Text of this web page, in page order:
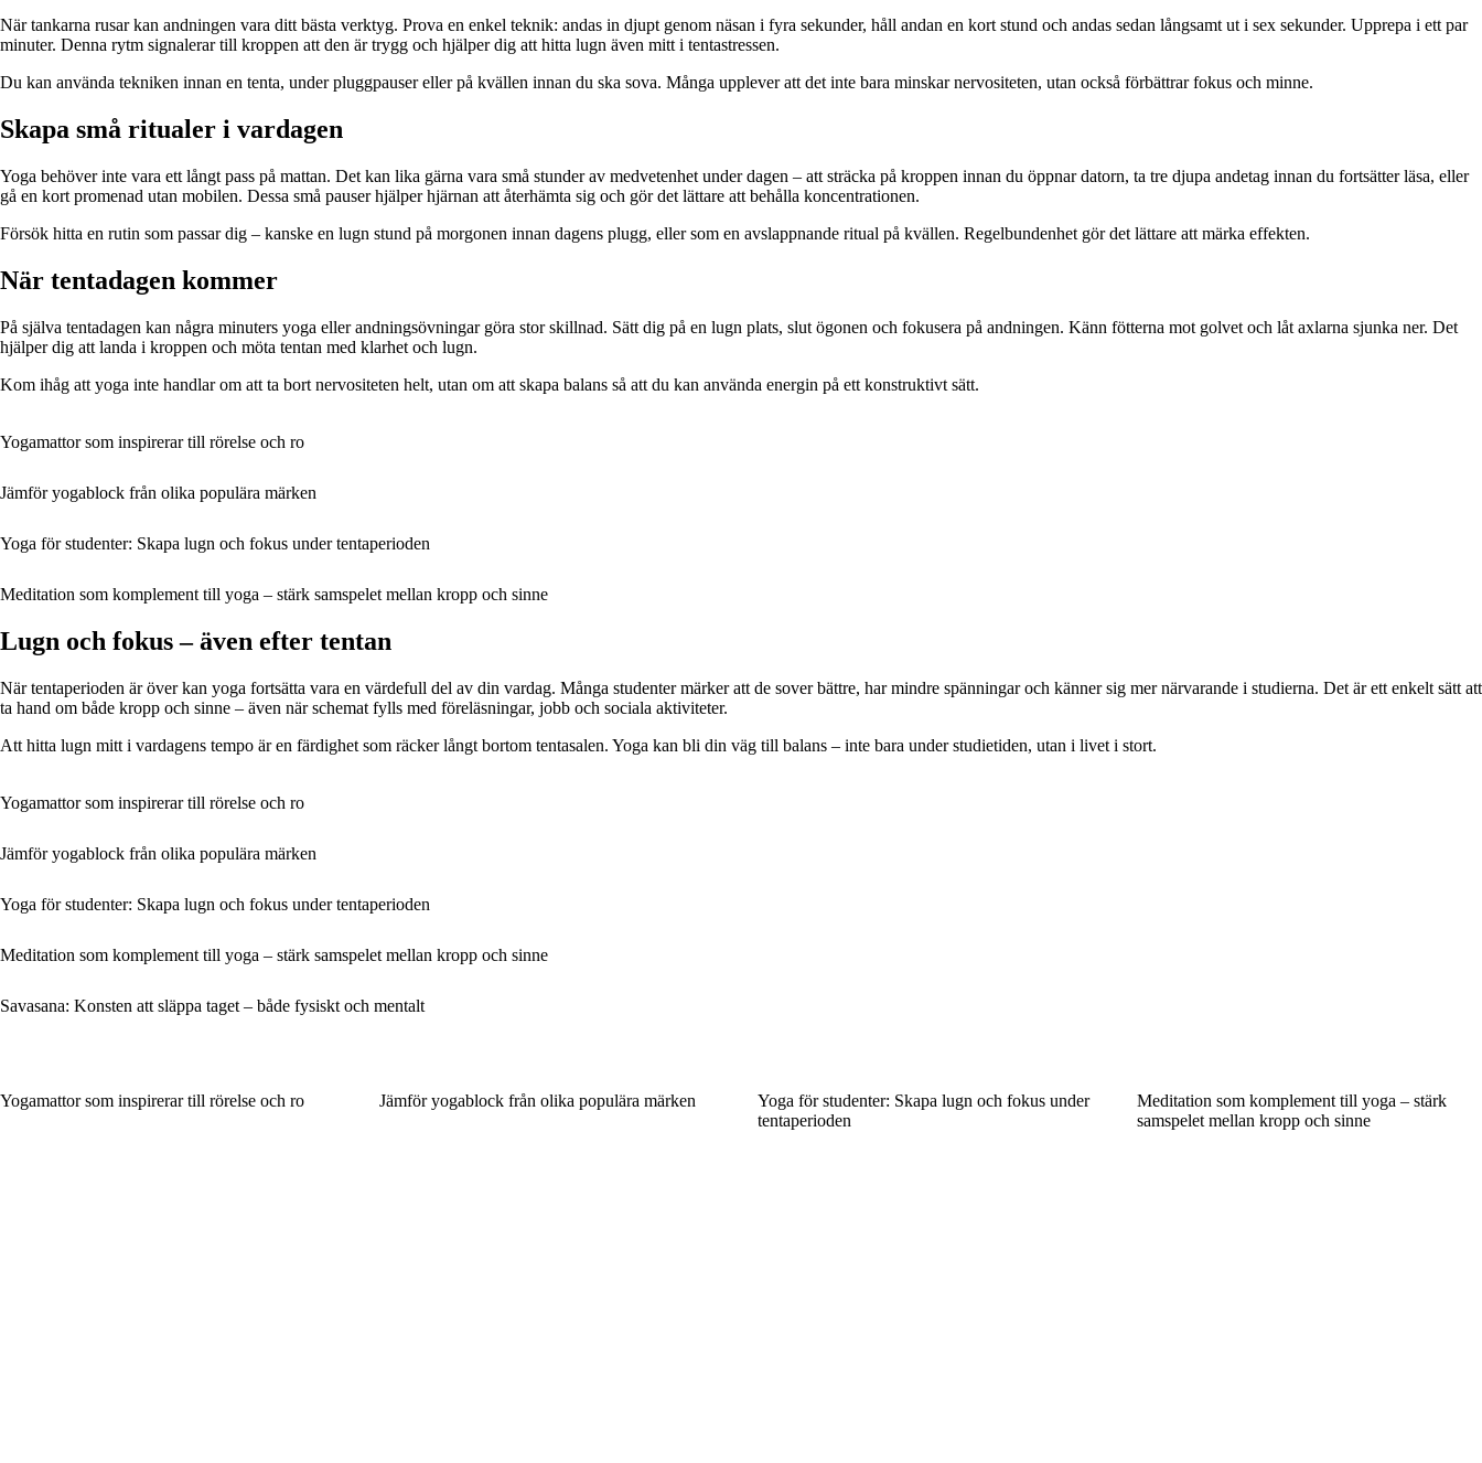
När tankarna rusar kan andningen vara ditt bästa verktyg. Prova en enkel teknik: andas in djupt genom näsan i fyra sekunder, håll andan en kort stund och andas sedan långsamt ut i sex sekunder. Upprepa i ett par
minuter. Denna rytm signalerar till kroppen att den är trygg och hjälper dig att hitta lugn även mitt i tentastressen.
Du kan använda tekniken innan en tenta, under pluggpauser eller på kvällen innan du ska sova. Många upplever att det inte bara minskar nervositeten, utan också förbättrar fokus och minne.
Skapa små ritualer i vardagen
Yoga behöver inte vara ett långt pass på mattan. Det kan lika gärna vara små stunder av medvetenhet under dagen – att sträcka på kroppen innan du öppnar datorn, ta tre djupa andetag innan du fortsätter läsa, eller
gå en kort promenad utan mobilen. Dessa små pauser hjälper hjärnan att återhämta sig och gör det lättare att behålla koncentrationen.
Försök hitta en rutin som passar dig – kanske en lugn stund på morgonen innan dagens plugg, eller som en avslappnande ritual på kvällen. Regelbundenhet gör det lättare att märka effekten.
När tentadagen kommer
På själva tentadagen kan några minuters yoga eller andningsövningar göra stor skillnad. Sätt dig på en lugn plats, slut ögonen och fokusera på andningen. Känn fötterna mot golvet och låt axlarna sjunka ner. Det
hjälper dig att landa i kroppen och möta tentan med klarhet och lugn.
Kom ihåg att yoga inte handlar om att ta bort nervositeten helt, utan om att skapa balans så att du kan använda energin på ett konstruktivt sätt.
Yogamattor som inspirerar till rörelse och ro
Jämför yogablock från olika populära märken
Yoga för studenter: Skapa lugn och fokus under tentaperioden
Meditation som komplement till yoga – stärk samspelet mellan kropp och sinne
Lugn och fokus – även efter tentan
När tentaperioden är över kan yoga fortsätta vara en värdefull del av din vardag. Många studenter märker att de sover bättre, har mindre spänningar och känner sig mer närvarande i studierna. Det är ett enkelt sätt att
ta hand om både kropp och sinne – även när schemat fylls med föreläsningar, jobb och sociala aktiviteter.
Att hitta lugn mitt i vardagens tempo är en färdighet som räcker långt bortom tentasalen. Yoga kan bli din väg till balans – inte bara under studietiden, utan i livet i stort.
Yogamattor som inspirerar till rörelse och ro
Jämför yogablock från olika populära märken
Yoga för studenter: Skapa lugn och fokus under tentaperioden
Meditation som komplement till yoga – stärk samspelet mellan kropp och sinne
Savasana: Konsten att släppa taget – både fysiskt och mentalt
Yogamattor som inspirerar till rörelse och ro Jämför yogablock från olika populära märken
Yoga för studenter: Skapa lugn och fokus under
tentaperioden
Meditation som komplement till yoga – stärk
samspelet mellan kropp och sinne